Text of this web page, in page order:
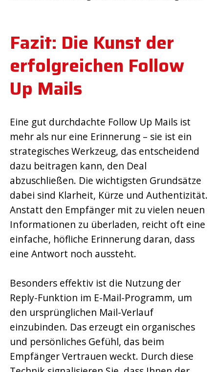
Fazit: Die Kunst der
erfolgreichen Follow
Up Mails
Eine gut durchdachte Follow Up Mails ist
mehr als nur eine Erinnerung – sie ist ein
strategisches Werkzeug, das entscheidend
dazu beitragen kann, den Deal
abzuschließen. Die wichtigsten Grundsätze
dabei sind Klarheit, Kürze und Authentizität.
Anstatt den Empfänger mit zu vielen neuen
Informationen zu überladen, reicht oft eine
einfache, höfliche Erinnerung daran, dass
eine Antwort noch aussteht.
Besonders effektiv ist die Nutzung der
Reply-Funktion im E-Mail-Programm, um
den ursprünglichen Mail-Verlauf
einzubinden. Das erzeugt ein organisches
und persönliches Gefühl, das beim
Empfänger Vertrauen weckt. Durch diese